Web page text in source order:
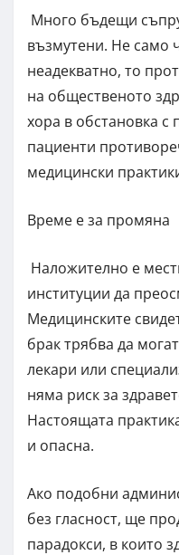
Много бъдещи
възмутени. Не само
неадекватно, то
на общественото
хора в обстановка с
пациенти
медицински
Време е за промяна
Наложително е
институции да
Медицинските
брак трябва да
лекари или
няма риск за
Настоящата
и опасна.
Ако подобни
без гласност, ще
парадокси, в които